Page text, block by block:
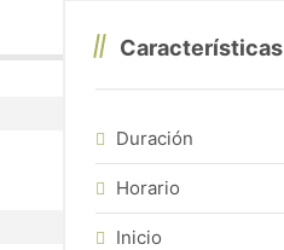
Características
Duración
Horario
Inicio
plazas disponibles).